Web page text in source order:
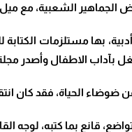
الشعبية، مع ميل
بها مستلزمات
بآداب الاطفال وأصدر
ضوضاء الحياة، فقد كان
قانع بما كتبه، لوجه